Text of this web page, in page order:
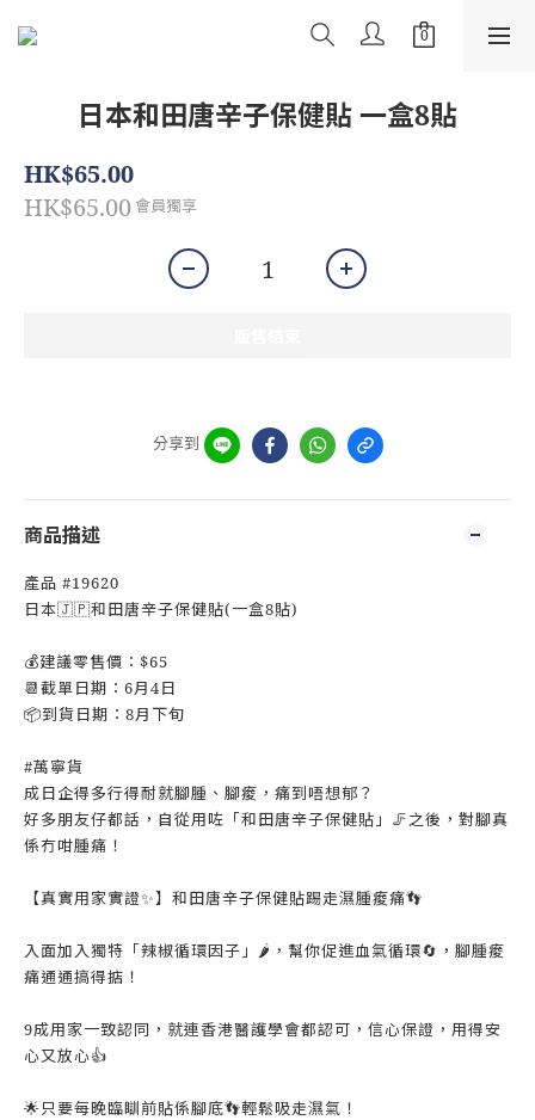
日本和田唐辛子保健貼 一盒8貼
HK$65.00
HK$65.00 會員獨享
分享到
商品描述
產品 #19620
日本🇯🇵和田唐辛子保健貼(一盒8貼)
💰建議零售價：$65
📆截單日期：6月4日
📦到貨日期：8月下旬
#萬寧貨
成日企得多行得耐就腳腫、腳痠，痛到唔想郁？
好多朋友仔都話，自從用咗「和田唐辛子保健貼」🦵之後，對腳真
係冇咁腫痛！
【真實用家實證✨】和田唐辛子保健貼踢走濕腫痠痛👣
入面加入獨特「辣椒循環因子」🌶️，幫你促進血氣循環🔄，腳腫痠
痛通通搞得掂！
9成用家一致認同，就連香港醫護學會都認可，信心保證，用得安
心又放心👍
🌟只要每晚臨瞓前貼係腳底👣輕鬆吸走濕氣！